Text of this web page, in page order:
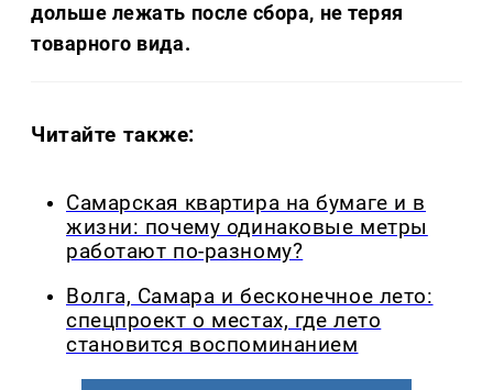
дольше лежать после сбора, не теряя
товарного вида.
Читайте также:
Самарская квартира на бумаге и в
жизни: почему одинаковые метры
работают по-разному?
Волга, Самара и бесконечное лето:
спецпроект о местах, где лето
становится воспоминанием